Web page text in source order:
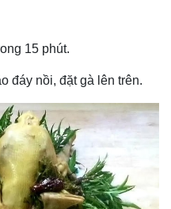
15 phút.
đáy nồi, đặt gà lên trên.